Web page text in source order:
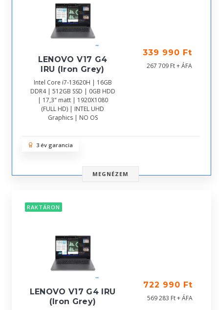
LENOVO V17 G4
IRU (Iron Grey)
Intel Core i7-13620H | 16GB
DDR4 | 512GB SSD | 0GB HDD
| 17,3" matt | 1920X1080
(FULL HD) | INTEL UHD
Graphics | NO OS
339 990 Ft
267 709 Ft + ÁFA
3 év garancia
MEGNÉZEM
RAKTÁRON
LENOVO V17 G4 IRU
(Iron Grey)
722 990 Ft
569 283 Ft + ÁFA